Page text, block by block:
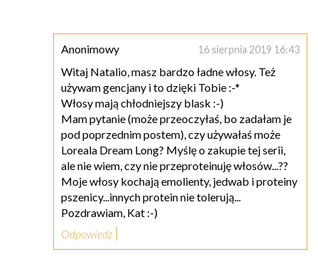
Anonimowy 16 sierpnia 2019 16:43
Witaj Natalio, masz bardzo ładne włosy. Też
używam gencjany i to dzięki Tobie :-*
Włosy mają chłodniejszy blask :-)
Mam pytanie (może przeoczyłaś, bo zadałam je
pod poprzednim postem), czy używałaś może
Loreala Dream Long? Myślę o zakupie tej serii,
ale nie wiem, czy nie przeproteinuję włosów...??
Moje włosy kochają emolienty, jedwab i proteiny
pszenicy...innych protein nie tolerują...
Pozdrawiam, Kat :-)
Odpowiedz